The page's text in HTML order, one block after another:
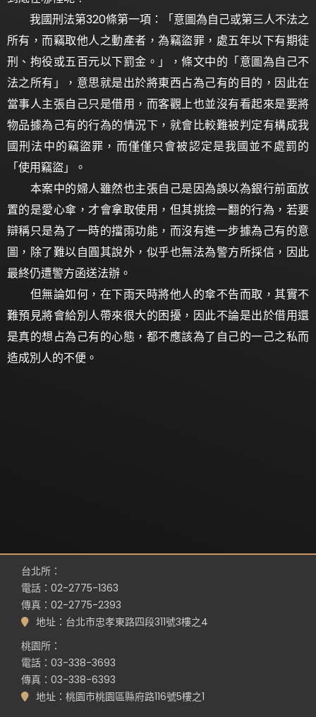
我國刑法第320條第一項：「意圖為自己或第三人不法之
所有，而竊取他人之動產者，為竊盜罪，處五年以下有期徒
刑、拘役或五百元以下罰金。」，條文中的「意圖為自己不
法之所有」，意思就是出於將東西占為己有的目的，因此在
當事人主張自己只是借用，而客觀上也並沒有看起來是要將
物品據為己有的行為的情況下，就會比較難被判定有構成我
國刑法中的竊盜罪，而僅僅只會被認定是我國並不處罰的
「使用竊盜」。
本案中的婦人雖然也主張自己是因為誤以為銀行前面放
置的是愛心傘，才會拿取使用，但其挑撿一翻的行為，若要
辯稱只是為了一時的擋雨功能，而沒有進一步據為己有的意
圖，除了難以自圓其說外，似乎也無法為警方所採信，因此
最終仍遭警方函送法辦。
但無論如何，在下雨天時將他人的傘不告而取，其實不
難預見將會給別人帶來很大的困擾，因此不論是出於借用還
是真的想占為己有的心態，都不應該為了自己的一己之私而
造成別人的不便。
台北所：
電話：02-2775-1363
傳真：02-2775-2393
地址：台北市忠孝東路四段311號3樓之4
桃園所：
電話：03-338-3693
傳真：03-338-6393
地址：桃園市桃園區縣府路116號5樓之1